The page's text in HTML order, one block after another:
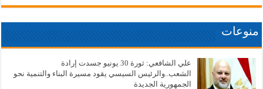
منوعات
علي الشافعي: ثورة 30 يونيو جسدت إرادة
الشعب..والرئيس السيسي يقود مسيرة البناء والتنمية نحو
الجمهورية الجديدة